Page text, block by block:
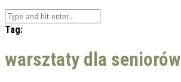
Tag:
warsztaty dla seniorów